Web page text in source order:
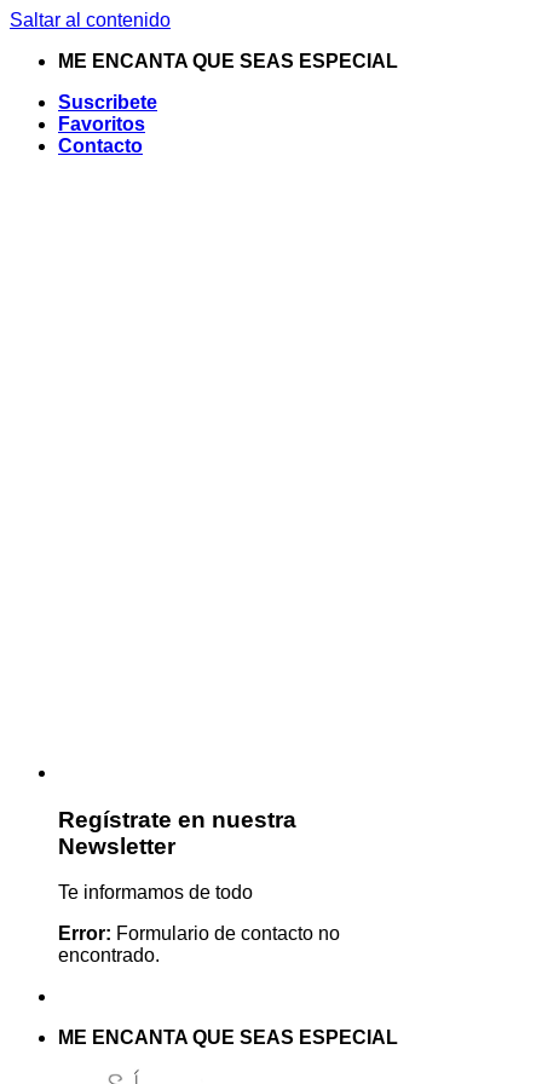
Saltar al contenido
ME ENCANTA QUE SEAS ESPECIAL
Suscribete
Favoritos
Contacto
Regístrate en nuestra
Newsletter
Te informamos de todo
Error: Formulario de contacto no
encontrado.
ME ENCANTA QUE SEAS ESPECIAL